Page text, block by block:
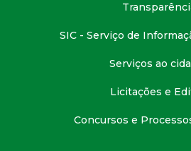
SIC - Serviço de
Serviços ao
Licitações e
Concursos e